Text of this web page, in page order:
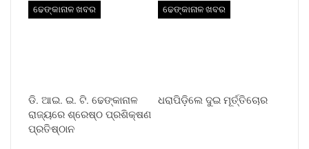
ଢେଙ୍କାନାଳ ଖବର
ଡି. ଆଇ. ଇ. ଟି. ଢେଙ୍କାନାଳ
ରାଜ୍ୟରେ ଶ୍ରେଷ୍ଠ ପ୍ରଶିକ୍ଷଣ
ପ୍ରତିଷ୍ଠାନ
ଢେଙ୍କାନାଳ ଖବର
ଧରାପିଡ଼ିଲେ ଦୁଇ ମୂର୍ତ୍ତିଚୋର